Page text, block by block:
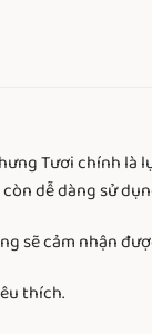
Tươi chính
dễ dàng sử
sẽ cảm nhận
thích.